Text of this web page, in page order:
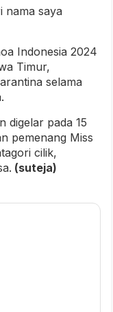
nama saya
Indonesia 2024
Timur,
selama
digelar pada 15
pemenang Miss
cilik,
(suteja)